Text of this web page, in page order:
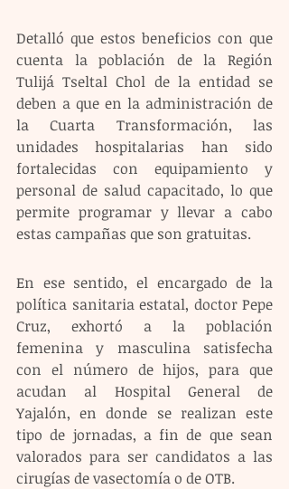
Detalló que estos beneficios con que
cuenta la población de la Región
Tulijá Tseltal Chol de la entidad se
deben a que en la administración de
la Cuarta Transformación, las
unidades hospitalarias han sido
fortalecidas con equipamiento y
personal de salud capacitado, lo que
permite programar y llevar a cabo
estas campañas que son gratuitas.
En ese sentido, el encargado de la
política sanitaria estatal, doctor Pepe
Cruz, exhortó a la población
femenina y masculina satisfecha
con el número de hijos, para que
acudan al Hospital General de
Yajalón, en donde se realizan este
tipo de jornadas, a fin de que sean
valorados para ser candidatos a las
cirugías de vasectomía o de OTB.